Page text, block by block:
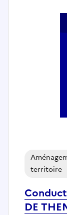
DE
territoire